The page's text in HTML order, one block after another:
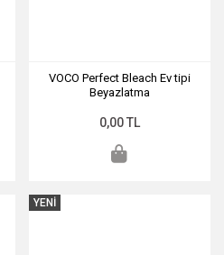
VOCO Perfect Bleach Ev tipi
Beyazlatma
0,00 TL
YENİ